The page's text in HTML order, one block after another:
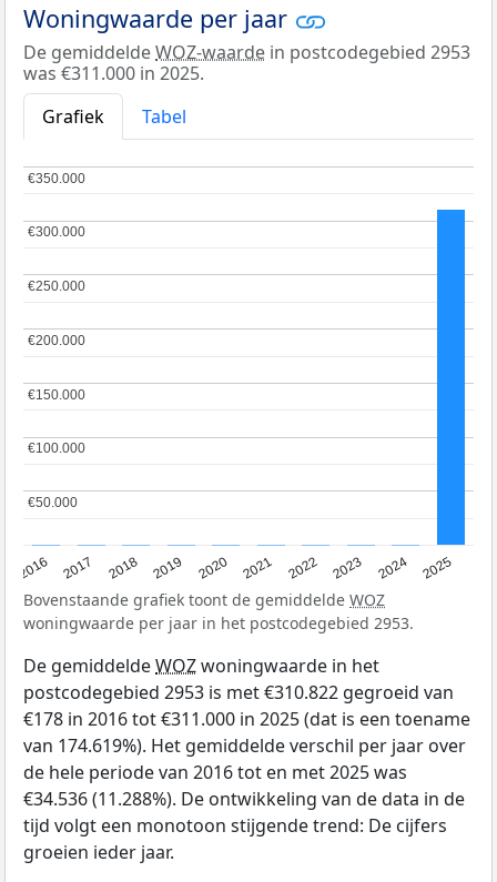
Woningwaarde per jaar
De gemiddeldeWOZ-waarde in postcodegebied 2953
was €311.000 in 2025.
Grafiek
Tabel
2016 2017 2018 2019 2020 2021 2022 2023 2024 2025
€50.000
€50.000
€100.000
€100.000
€150.000
€150.000
€200.000
€200.000
€250.000
€250.000
€300.000
€300.000
€350.000
€350.000
Bovenstaande grafiek toont de gemiddelde WOZ
woningwaarde per jaar in het postcodegebied 2953.
De gemiddeldeWOZwoningwaarde in het
postcodegebied 2953 is met €310.822 gegroeid van
€178 in 2016 tot €311.000 in 2025 (dat is een toename
van 174.619%). Het gemiddelde verschil per jaar over
de hele periode van 2016 tot en met 2025 was
€34.536 (11.288%). De ontwikkeling van de data in de
tijd volgt een monotoon stijgende trend: De cijfers
groeien ieder jaar.